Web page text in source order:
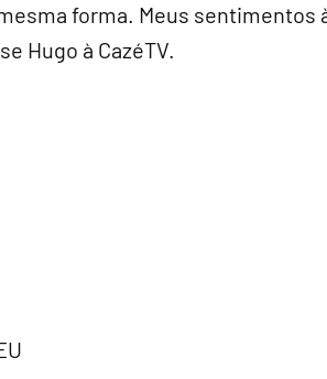
forma. Meus sentimentos
Hugo à CazéTV.